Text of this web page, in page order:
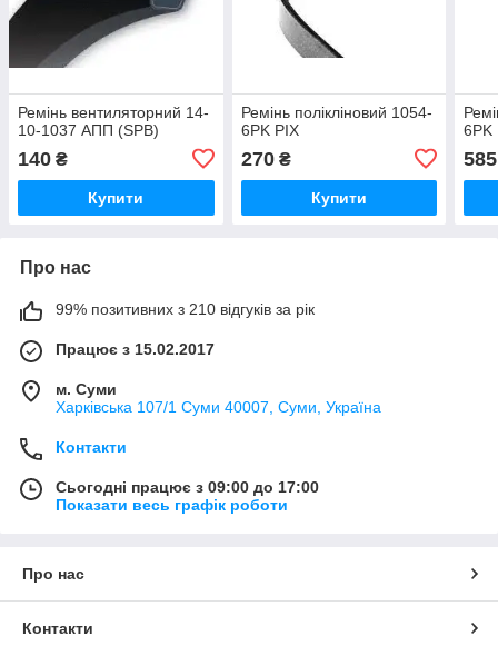
Ремінь вентиляторний 14-
10-1037 АПП (SPB)
140 ₴
Купити
Ремінь полікліновий 1054-
6PK PIX
270₴
Купити
6PK
585
Про нас
99% позитивних з 210 відгуків за рік
Працює з 15.02.2017
м. Суми
Харківська 107/1 Суми 40007, Суми, Україна
Контакти
Сьогодні працює з 09:00 до 17:00
Показати весь графік роботи
Про нас
Контакти